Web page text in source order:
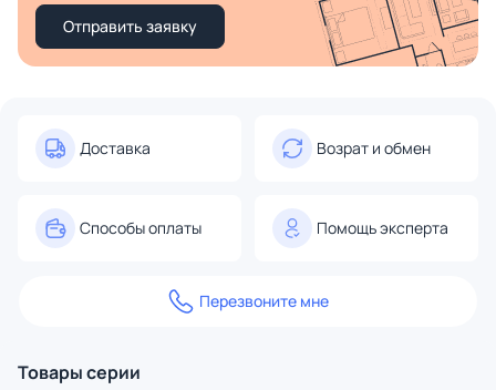
Отправить заявку
Доставка Возрат и обмен
Способы оплаты Помощь эксперта
Перезвоните мне
Товары серии